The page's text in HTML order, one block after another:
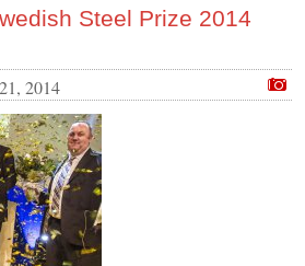
Steel Prize 2014
2014